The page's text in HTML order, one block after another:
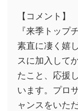
【コメント】
『来季トップ
素直に凄く嬉
スに加入して
たこと、応援
います。プロ
ャンスをいた